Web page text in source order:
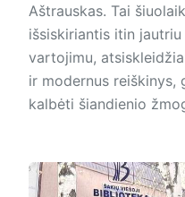
Aštrauskas. Tai
išsiskiriantis itin
vartojimu,
ir modernus reiškinys,
kalbėti šiandienio